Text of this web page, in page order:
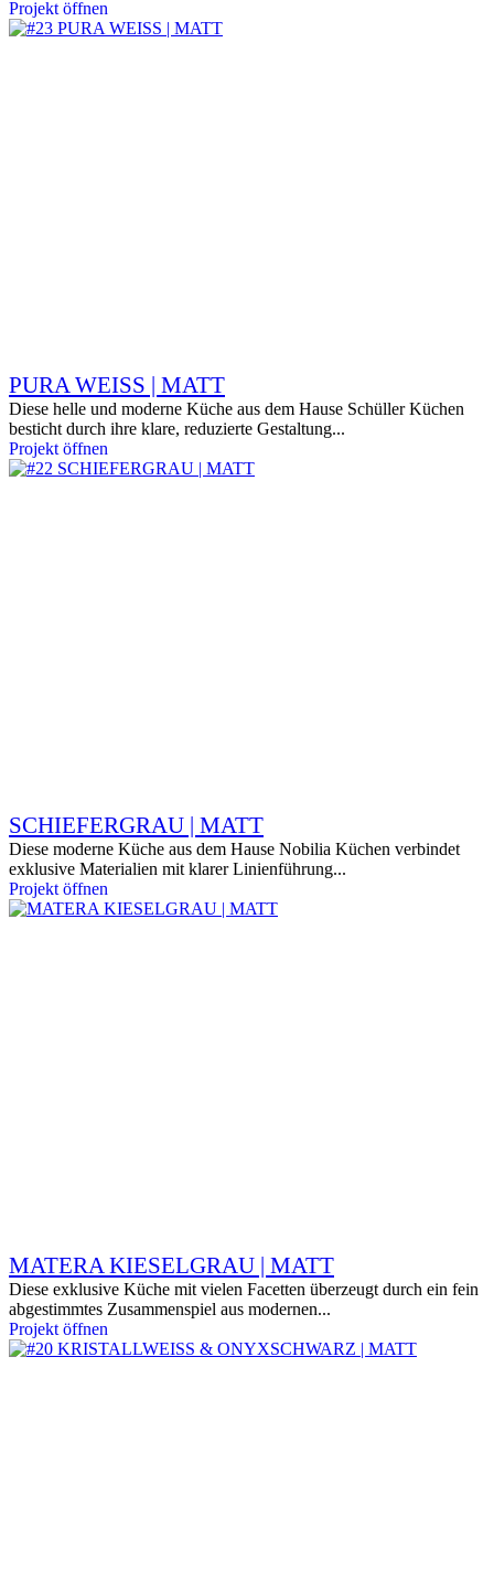
Projekt öffnen
PURA WEISS | MATT
Diese helle und moderne Küche aus dem Hause Schüller Küchen
besticht durch ihre klare, reduzierte Gestaltung...
Projekt öffnen
SCHIEFERGRAU | MATT
Diese moderne Küche aus dem Hause Nobilia Küchen verbindet
exklusive Materialien mit klarer Linienführung...
Projekt öffnen
MATERA KIESELGRAU | MATT
Diese exklusive Küche mit vielen Facetten überzeugt durch ein fein
abgestimmtes Zusammenspiel aus modernen...
Projekt öffnen